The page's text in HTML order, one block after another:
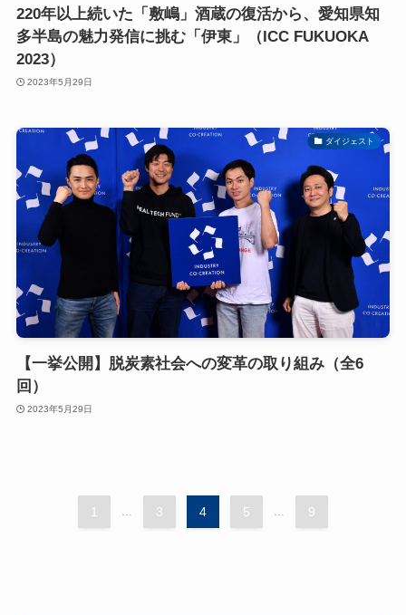
220年以上続いた「敷嶋」酒蔵の復活から、愛知県知
多半島の魅力発信に挑む「伊東」（ICC FUKUOKA
2023）
2023年5月29日
ダイジェスト
【一挙公開】脱炭素社会への変革の取り組み（全6
回）
2023年5月29日
1 3 4 5 9